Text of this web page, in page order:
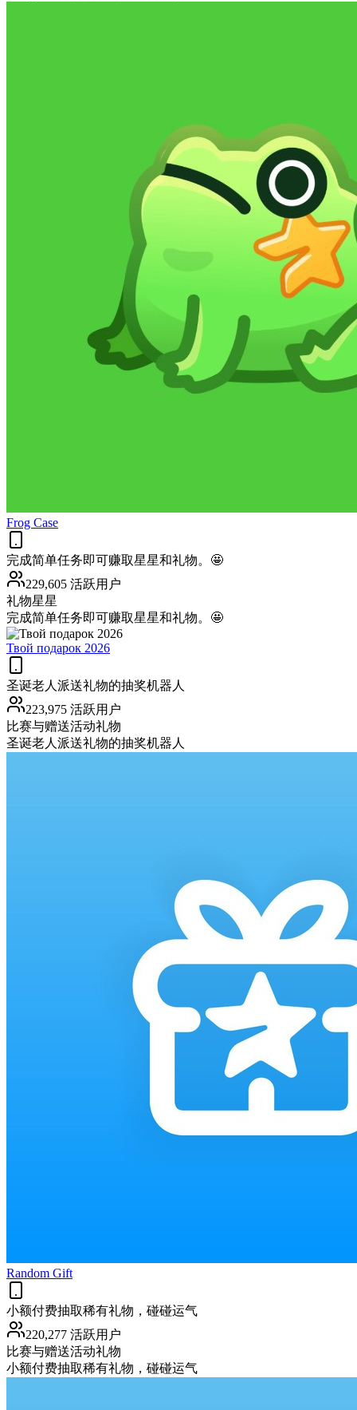
Frog Case
完成简单任务即可赚取星星和礼物。🤩
229,605 活跃用户
礼物星星
完成简单任务即可赚取星星和礼物。🤩
Твой подарок 2026
圣诞老人派送礼物的抽奖机器人
223,975 活跃用户
比赛与赠送活动礼物
圣诞老人派送礼物的抽奖机器人
Random Gift
小额付费抽取稀有礼物，碰碰运气
220,277 活跃用户
比赛与赠送活动礼物
小额付费抽取稀有礼物，碰碰运气